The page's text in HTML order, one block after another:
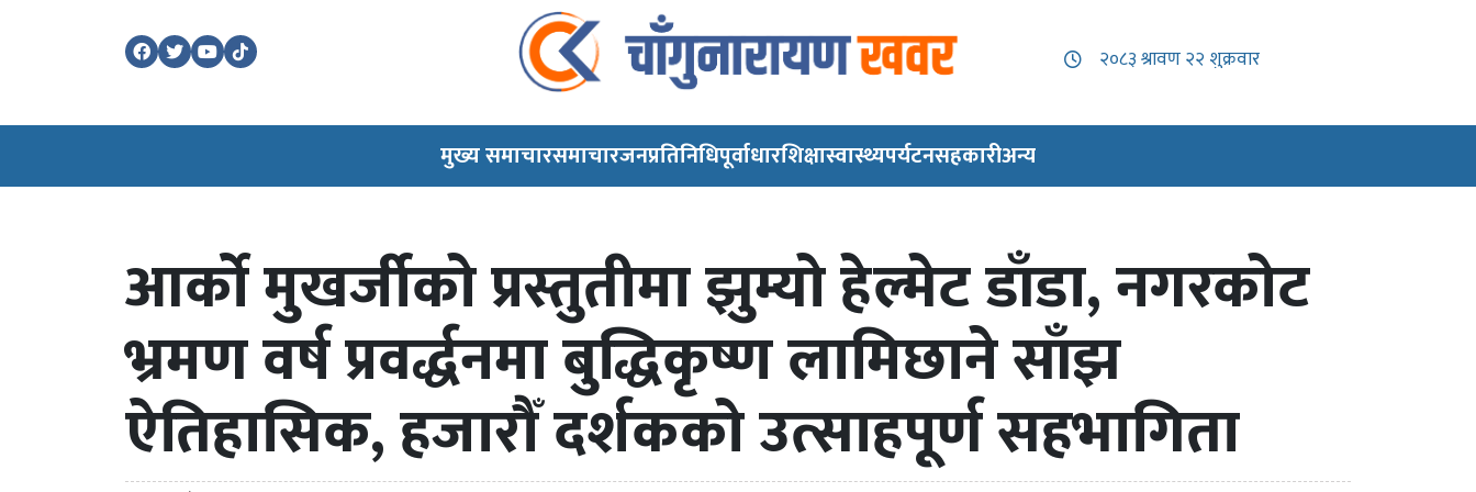
मुख्य समाचारसमाचारजनप्रतिनिधिपूर्वाधारशिक्षास्वास्थ्यपर्यटनसहकारीअन्य
आर्को मुखर्जीको प्रस्तुतीमा झुम्यो हेल्मेट डाँडा, नगरकोट
भ्रमण वर्ष प्रवर्द्धनमा बुद्धिकृष्ण लामिछाने साँझ
ऐतिहासिक, हजारौँ दर्शकको उत्साहपूर्ण सहभागिता